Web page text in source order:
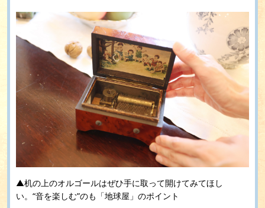
▲机の上のオルゴールはぜひ手に取って開けてみてほし
い。“音を楽しむ”のも「地球屋」のポイント